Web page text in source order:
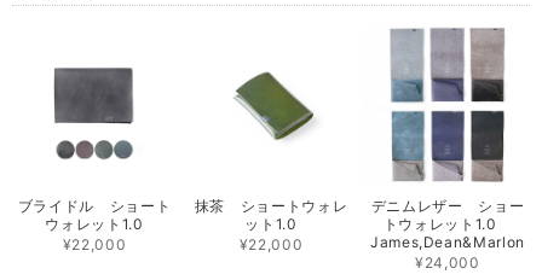
ブライドル ショート
ウォレット1.0
¥22,000
抹茶 ショートウォレ
ット1.0
¥22,000
デニムレザー ショー
トウォレット1.0
James,Dean&Marlon
¥24,000